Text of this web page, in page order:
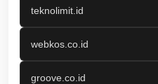
teknolimit.id
webkos.co.id
groove.co.id